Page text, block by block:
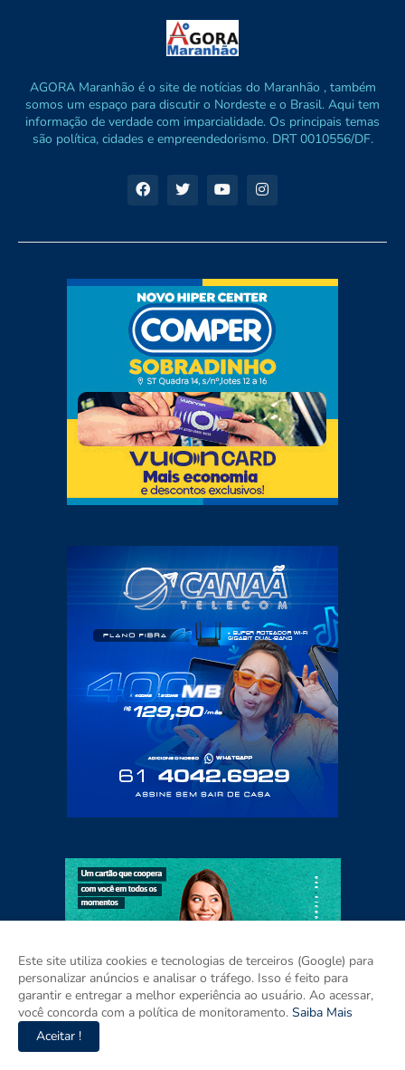
AGORA Maranhão é o site de notícias do Maranhão , também
somos um espaço para discutir o Nordeste e o Brasil. Aqui tem
informação de verdade com imparcialidade. Os principais temas
são política, cidades e empreendedorismo. DRT 0010556/DF.
Este site utiliza cookies e tecnologias de terceiros (Google) para
personalizar anúncios e analisar o tráfego. Isso é feito para
garantir e entregar a melhor experiência ao usuário. Ao acessar,
você concorda com a política de monitoramento. Saiba Mais
Aceitar !